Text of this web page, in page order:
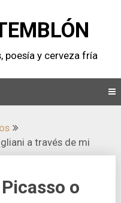
poesí­a y cerveza frí­a
a través de mi
o